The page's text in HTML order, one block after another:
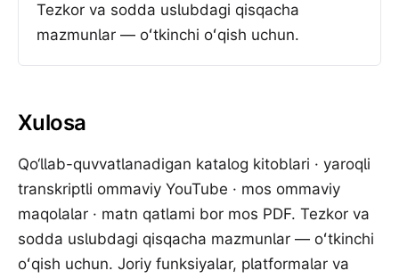
Tezkor va sodda uslubdagi qisqacha
mazmunlar — oʻtkinchi oʻqish uchun.
Xulosa
Qo‘llab-quvvatlanadigan katalog kitoblari · yaroqli
transkriptli ommaviy YouTube · mos ommaviy
maqolalar · matn qatlami bor mos PDF. Tezkor va
sodda uslubdagi qisqacha mazmunlar — oʻtkinchi
oʻqish uchun. Joriy funksiyalar, platformalar va